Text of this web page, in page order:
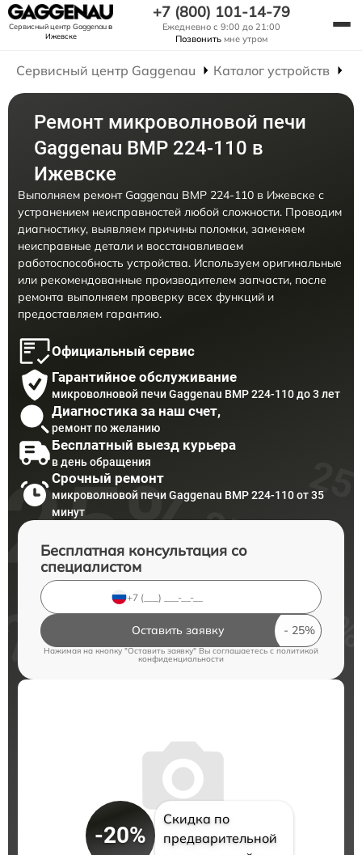
Сервисный центр Gaggenauв
Ижевске
+7 (800) 101-14-79
Ежедневно с 9:00 до 21:00
Позвонить мне утром
Сервисный центр Gaggenau Каталог устройств
Ремонт микроволновой печи
Gaggenau BMP 224-110 в
Ижевске
Выполняем ремонт Gaggenau BMP 224-110 в Ижевске с
устранением неисправностей любой сложности. Проводим
диагностику, выявляем причины поломки, заменяем
неисправные детали и восстанавливаем
работоспособность устройства. Используем оригинальные
или рекомендованные производителем запчасти, после
ремонта выполняем проверку всех функций и
предоставляем гарантию.
Официальный сервис
Гарантийное обслуживание
микроволновой печи Gaggenau BMP 224-110 до 3 лет
Диагностика за наш счет,
ремонт по желанию
Бесплатный выезд курьера
в день обращения
Срочный ремонт
микроволновой печи Gaggenau BMP 224-110 от 35
минут
Бесплатная консультация со
специалистом
Оставить заявку
Нажимая на кнопку "Оставить заявку" Вы соглашаетесь cполитикой
конфиденциальности
-20%
Скидка по
предварительной